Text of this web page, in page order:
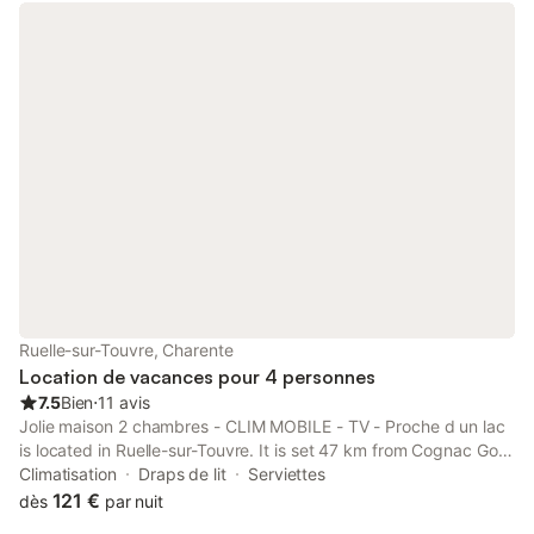
Ruelle-sur-Touvre, Charente
Location de vacances pour 4 personnes
7.5Bien⋅11 avis
Jolie maison 2 chambres - CLIM MOBILE - TV - Proche d un lac
is located in Ruelle-sur-Touvre. It is set 47 km from Cognac Golf
Course and offers full-day security. The property is soundproof
and is situated 11 km from Hirondelle Golf Course.
Climatisation Draps de lit
Serviettes
dès 121 € par nuit